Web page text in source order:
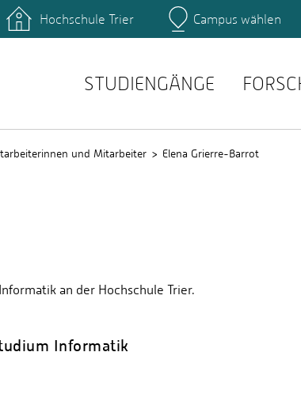
Prüfungsordnungen
Hochschule Trier Campus wählen
STUDIENGÄNGE
und Mitarbeiter Elena Grierre-Barrot
an der Hochschule Trier.
Informatik